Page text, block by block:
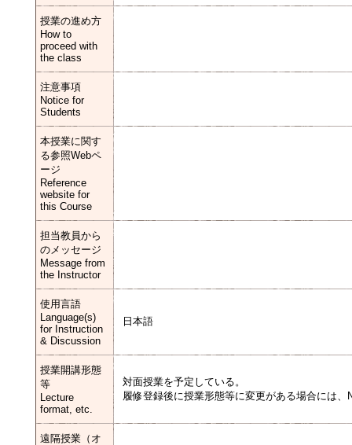
授業の進め方
How to
proceed with
the class
注意事項
Notice for
Students
本授業に関す
る参照Webペ
ージ
Reference
website for
this Course
担当教員から
のメッセージ
Message from
the Instructor
使用言語
Language(s)
for Instruction
& Discussion
日本語
授業開講形態
等
Lecture
format, etc.
対面授業を予定している。
履修登録後に授業形態等に変更がある場合には
遠隔授業（オ